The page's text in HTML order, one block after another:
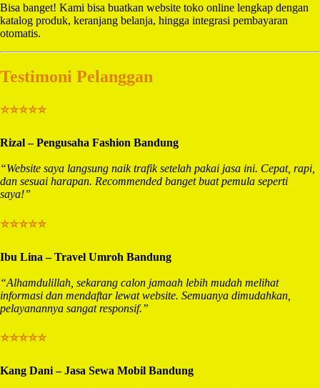
Bisa banget! Kami bisa buatkan website toko online lengkap dengan
katalog produk, keranjang belanja, hingga integrasi pembayaran
otomatis.
Testimoni Pelanggan
⭐⭐⭐⭐⭐
Rizal – Pengusaha Fashion Bandung
“Website saya langsung naik trafik setelah pakai jasa ini. Cepat, rapi,
dan sesuai harapan. Recommended banget buat pemula seperti
saya!”
⭐⭐⭐⭐⭐
Ibu Lina – Travel Umroh Bandung
“Alhamdulillah, sekarang calon jamaah lebih mudah melihat
informasi dan mendaftar lewat website. Semuanya dimudahkan,
pelayanannya sangat responsif.”
⭐⭐⭐⭐⭐
Kang Dani – Jasa Sewa Mobil Bandung